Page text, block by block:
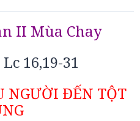
II Mùa Chay
16,19-31
NGƯỜI ĐẾN TỘT